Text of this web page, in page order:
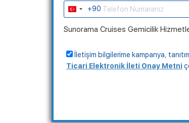
Turkey+90
Sunorama Cruises Gemicilik
İletişim bilgilerime kampanya,
Ticari Elektronik İleti Onay Metni